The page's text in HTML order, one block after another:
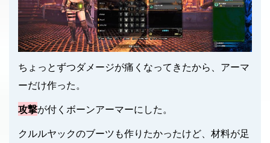
ちょっとずつダメージが痛くなってきたから、アーマ
ーだけ作った。
攻撃が付くボーンアーマーにした。
クルルヤックのブーツも作りたかったけど、材料が足